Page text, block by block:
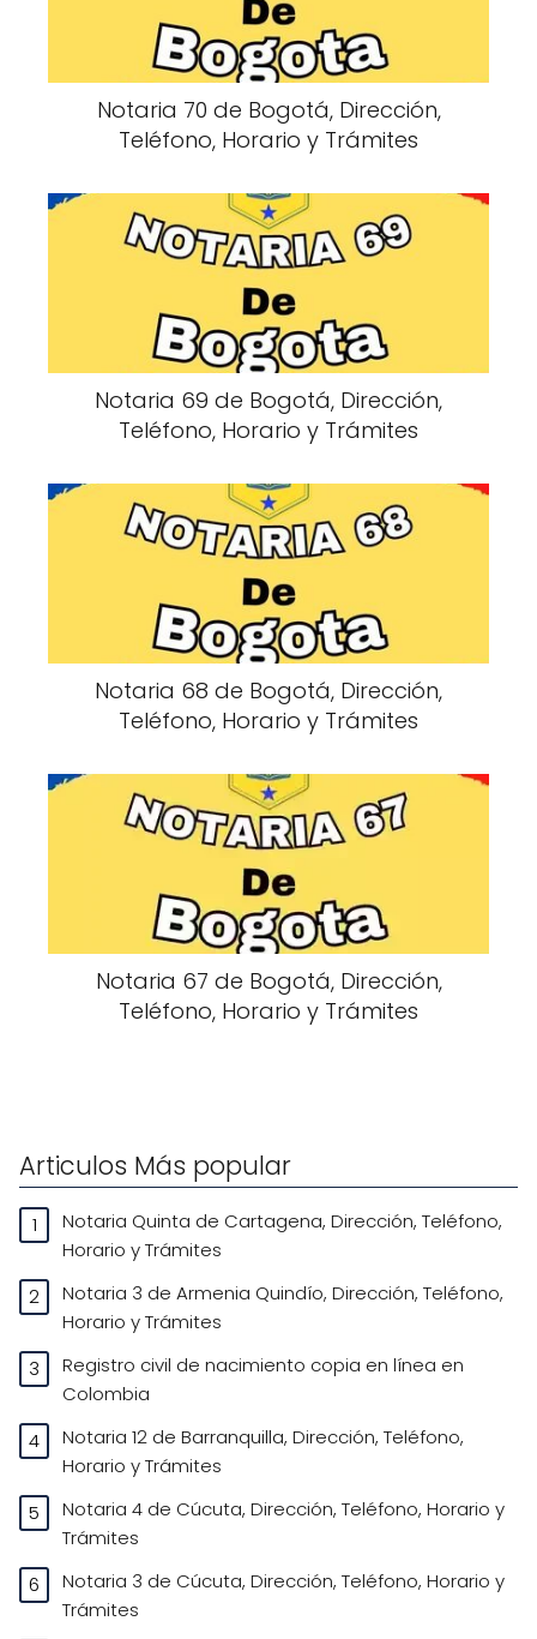
Notaria 70 de Bogotá, Dirección,
Teléfono, Horario y Trámites
Notaria 69 de Bogotá, Dirección,
Teléfono, Horario y Trámites
Notaria 68 de Bogotá, Dirección,
Teléfono, Horario y Trámites
Notaria 67 de Bogotá, Dirección,
Teléfono, Horario y Trámites
Articulos Más popular
Notaria Quinta de Cartagena, Dirección, Teléfono,
Horario y Trámites
Notaria 3 de Armenia Quindío, Dirección, Teléfono,
Horario y Trámites
Registro civil de nacimiento copia en línea en
Colombia
Notaria 12 de Barranquilla, Dirección, Teléfono,
Horario y Trámites
Notaria 4 de Cúcuta, Dirección, Teléfono, Horario y
Trámites
Notaria 3 de Cúcuta, Dirección, Teléfono, Horario y
Trámites